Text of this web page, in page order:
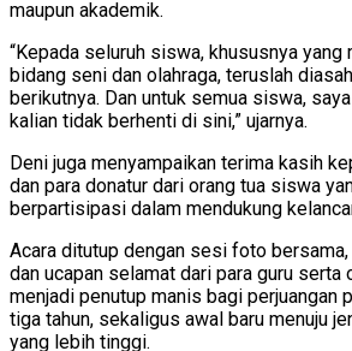
maupun akademik.
“Kepada seluruh siswa, khususnya
bidang seni dan olahraga, teruslah
berikutnya. Dan untuk semua siswa,
kalian tidak berhenti di sini,” ujarnya.
Deni juga menyampaikan terima kasih
dan para donatur dari orang tua siswa
berpartisipasi dalam mendukung
Acara ditutup dengan sesi foto
dan ucapan selamat dari para guru serta
menjadi penutup manis bagi perjuangan
tiga tahun, sekaligus awal baru menuju
yang lebih tinggi.